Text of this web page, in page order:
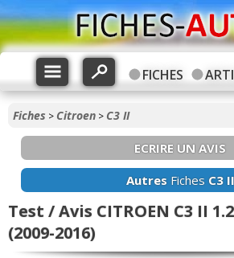
FICHES
Fiches > Citroen > C3 II
ECRIRE UN AVIS
AutresFiches C3 II
Test / Avis CITROEN C3 II
(2009-2016)